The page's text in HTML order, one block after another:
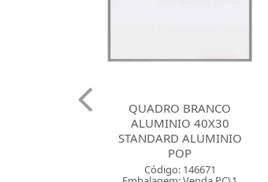
CANETA HIDROGRAFICA
LEO&LEO 12 CORES
Código: 82648
Embalagem: Venda PT\12
Master CM\240